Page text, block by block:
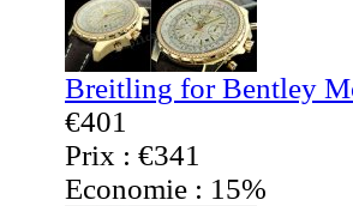
Breitling for Bentley
€401
Prix : €341
Economie : 15%